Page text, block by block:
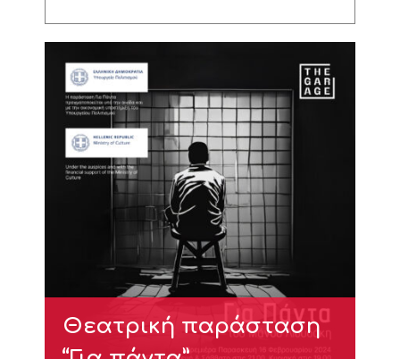
Θεατρική παράσταση